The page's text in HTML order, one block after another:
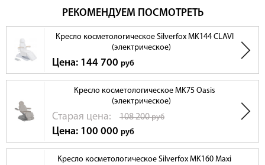
РЕКОМЕНДУЕМ ПОСМОТРЕТЬ
Кресло косметологическое Silverfox MK144 CLAVI
(электрическое)
Цена: 144 700 руб
Кресло косметологическое MK75 Oasis
(электрическое)
Cтарая цена: 108 200руб
Цена: 100 000 руб
Кресло косметологическое Silverfox MK160 Maxi